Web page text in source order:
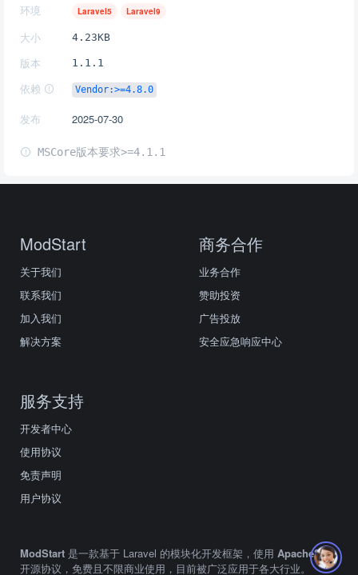
环境 Laravel5 Laravel9
大小 4.23KB
版本 1.1.1
依赖 Vendor:>=4.8.0
发布 2025-07-30
MSCore版本要求>=4.1.1
ModStart
关于我们
联系我们
加入我们
解决方案
商务合作
业务合作
赞助投资
广告投放
安全应急响应中心
服务支持
开发者中心
使用协议
免责声明
用户协议
ModStart 是一款基于 Laravel 的模块化开发框架，使用 Apache2.0
开源协议，免费且不限商业使用，目前被广泛应用于各大行业。